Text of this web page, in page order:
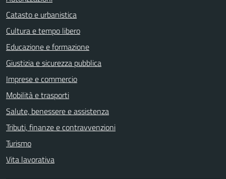
Catasto e urbanistica
Cultura e tempo libero
Educazione e formazione
Giustizia e sicurezza pubblica
Imprese e commercio
Mobilità e trasporti
Salute, benessere e assistenza
Tributi, finanze e contravvenzioni
Turismo
Vita lavorativa